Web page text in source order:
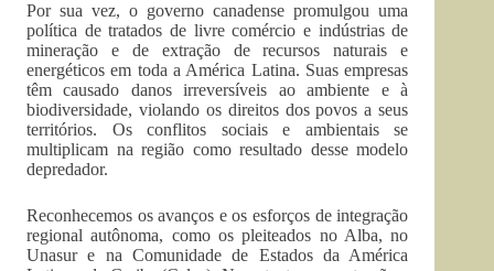
Por sua vez, o governo canadense promulgou uma
política de tratados de livre comércio e indústrias de
mineração e de extração de recursos naturais e
energéticos em toda a América Latina. Suas empresas
têm causado danos irreversíveis ao ambiente e à
biodiversidade, violando os direitos dos povos a seus
territórios. Os conflitos sociais e ambientais se
multiplicam na região como resultado desse modelo
depredador.
Reconhecemos os avanços e os esforços de integração
regional autônoma, como os pleiteados no Alba, no
Unasur e na Comunidade de Estados da América